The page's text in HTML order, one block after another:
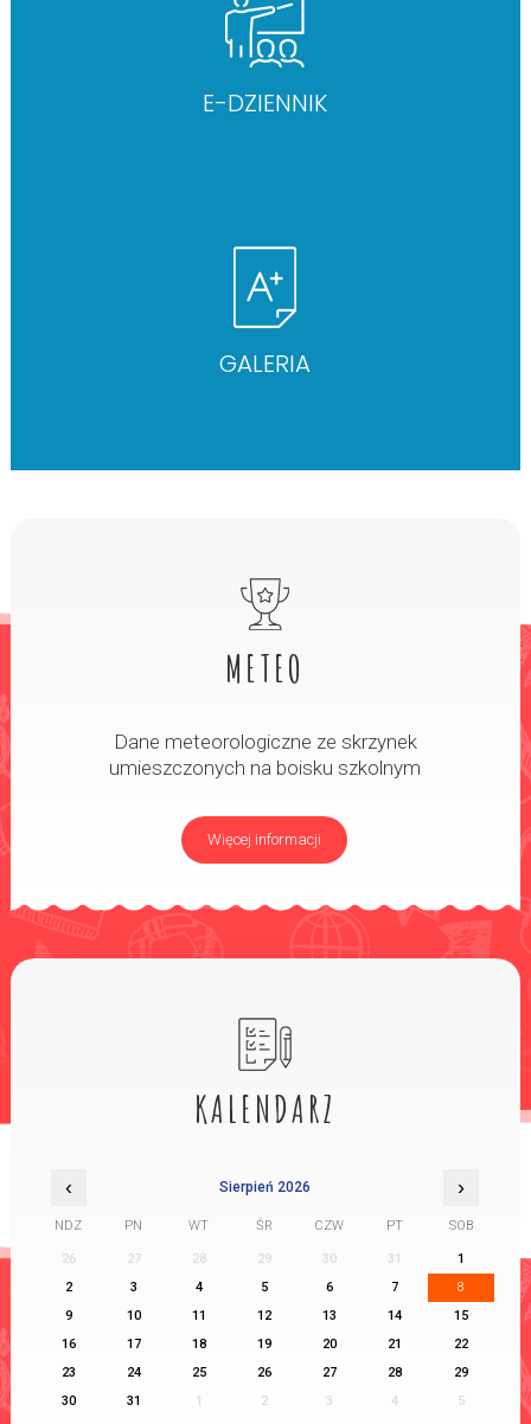
E-DZIENNIK
GALERIA
METEO
Dane meteorologiczne ze skrzynek
umieszczonych na boisku szkolnym
Więcej informacji
KALENDARZ
‹ Sierpień 2026 ›
NDZ PN WT ŚR CZW PT SOB
26 27 28 29 30 31
1
2
3 4 5 6 7
8
9
10 11 12 13 14
15
16
17 18 19 20 21
22
23
24 25 26 27 28
29
30
31 1 2 3 4 5